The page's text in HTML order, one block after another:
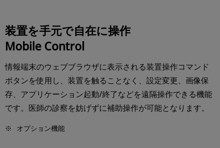
装置を手元で自在に操作
Mobile Control
情報端末のウェブブラウザに表示される装置操作コマンド
ボタンを使用し、装置を触ることなく、設定変更、画像保
存、アプリケーション起動/終了などを遠隔操作できる機能
です。医師の診察を妨げずに補助操作が可能となります。
※ オプション機能